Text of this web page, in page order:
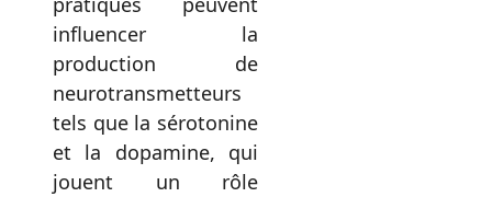
influencer la
production de
neurotransmetteurs
tels que la sérotonine
et la dopamine, qui
jouent un rôle